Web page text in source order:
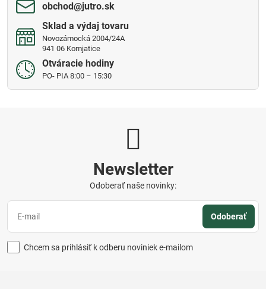
obchod​@jutro​.sk
Sklad a výdaj tovaru
Novozámocká 2004/24A
941 06 Komjatice
Otváracie hodiny
PO- PIA 8:00 – 15:30
Newsletter
Odoberať naše novinky:
Odoberať
Chcem sa prihlásiť k odberu noviniek e-mailom